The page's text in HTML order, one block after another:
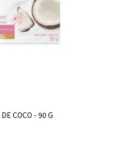
COCO - 90 G